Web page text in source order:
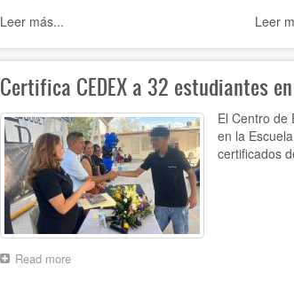
Leer más...
Leer
Certifica CEDEX a 32 estudiantes
El Centro de
en la
certificados
Read moreabout